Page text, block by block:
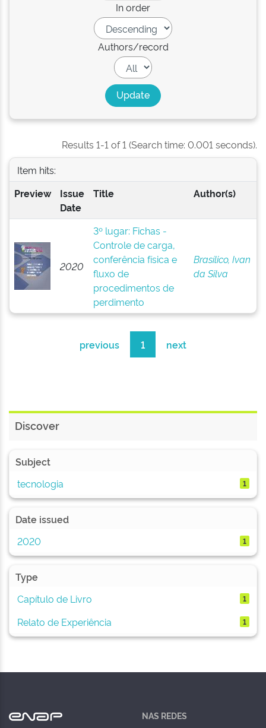
In order
Authors/record
Results 1-1 of 1 (Search time: 0.001 seconds).
Item hits:
Preview
Issue
Date
Title Author(s)
2020
3º lugar: Fichas -
Controle de carga,
conferência física e
fluxo de
procedimentos de
perdimento
Brasílico, Ivan
da Silva
previous 1 next
Discover
Subject
tecnologia
1
Date issued
2020
1
Type
Capítulo de Livro
1
Relato de Experiência 1
NAS REDES